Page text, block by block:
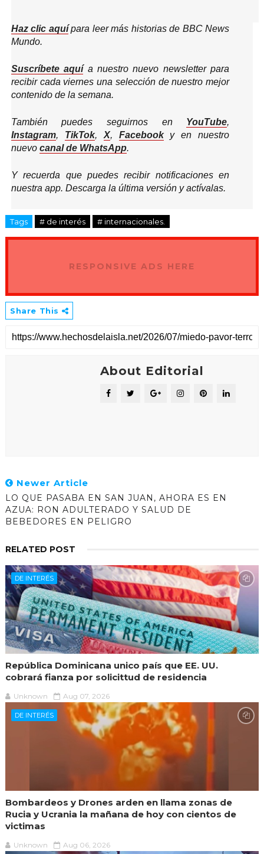
Haz clic aquípara leer más historias de BBC News
Mundo.
Suscríbete aquía nuestro nuevo newsletter para
recibir cada viernes una selección de nuestro mejor
contenido de la semana.
También puedes seguirnos en YouTube,
Instagram, TikTok, X, Facebooky en nuestro
nuevo canal de WhatsApp.
Y recuerda que puedes recibir notificaciones en
nuestra app. Descarga la última versión y actívalas.
Tags # de interés # internacionales.
RESPONSIVE ADS HERE
Share This
About Editorial
Newer Article
LO QUE PASABA EN SAN JUAN, AHORA ES EN
AZUA: RON ADULTERADO Y SALUD DE
BEBEDORES EN PELIGRO
RELATED POST
DE INTERÉS
República Dominicana unico país que EE. UU.
cobrará fianza por solicittud de residencia
Unknown Aug 07, 2026
DE INTERÉS
Bombardeos y Drones arden en llama zonas de
Rucia y Ucrania la mañana de hoy con cientos de
victimas
Unknown Aug 06, 2026